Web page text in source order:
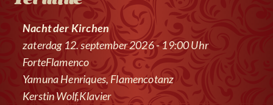
Nacht der Kirchen
zaterdag 12. september 2026 - 19:00 Uhr
ForteFlamenco
Yamuna Henriques, Flamencotanz
Kerstin Wolf,Klavier